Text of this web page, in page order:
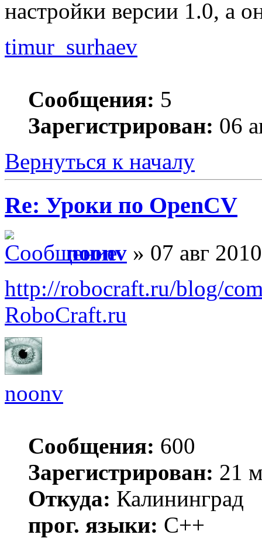
настройки версии 1.0, а
timur_surhaev
Сообщения: 5
Зарегистрирован: 06
Вернуться к началу
Re: Уроки по OpenCV
noonv » 07 авг
http://robocraft.ru/blog/
RoboCraft.ru
noonv
Сообщения: 600
Зарегистрирован: 21
Откуда: Калининград
прог. языки: C++